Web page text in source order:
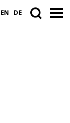
EN DE